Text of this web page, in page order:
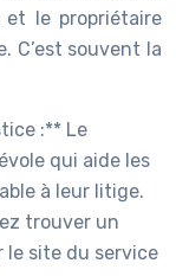
le propriétaire
C’est souvent la
:** Le
qui aide les
à leur litige.
trouver un
le site du service